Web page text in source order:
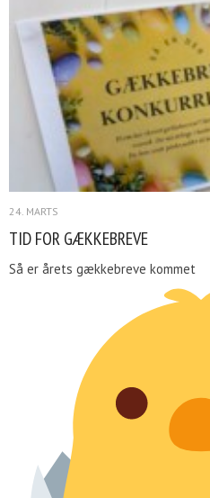
24. MARTS
TID FOR GÆKKEBREVE
Så er årets gækkebreve kommet